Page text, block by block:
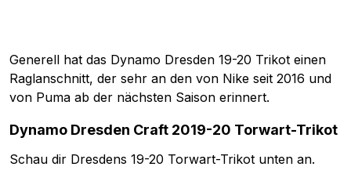
Generell hat das Dynamo Dresden 19-20 Trikot einen
Raglanschnitt, der sehr an den von Nike seit 2016 und
von Puma ab der nächsten Saison erinnert.
Dynamo Dresden Craft 2019-20 Torwart-Trikot
Schau dir Dresdens 19-20 Torwart-Trikot unten an.